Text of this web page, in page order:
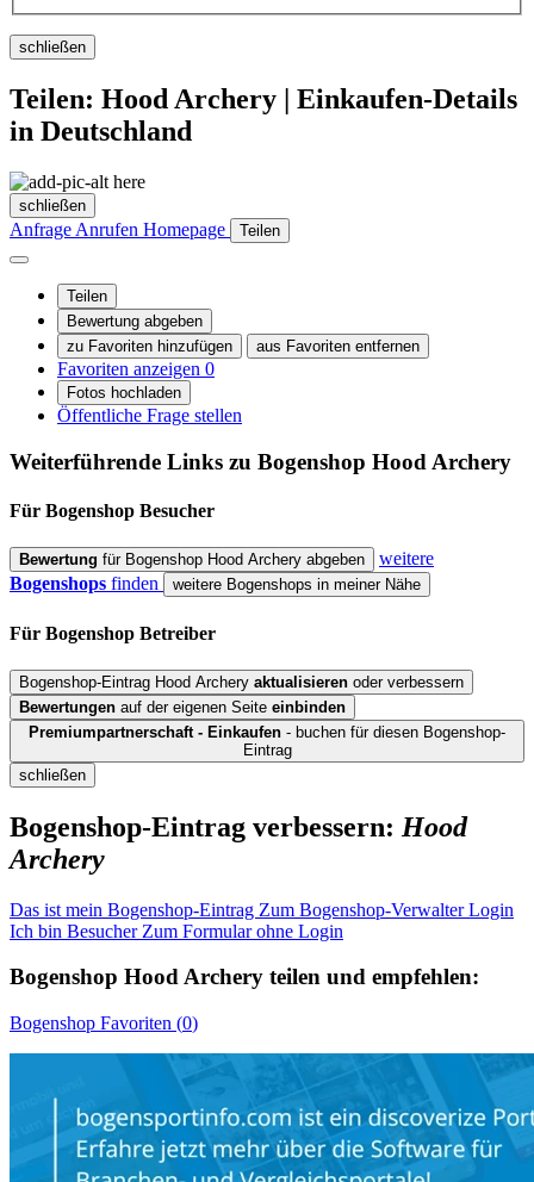
schließen
Teilen: Hood Archery | Einkaufen-Details
in Deutschland
schließen
Anfrage Anrufen Homepage Teilen
Teilen
Bewertung abgeben
zu Favoriten hinzufügen
aus Favoriten entfernen
Favoriten anzeigen 0
Fotos hochladen
Öffentliche Frage stellen
Weiterführende Links zu Bogenshop Hood Archery
Für Bogenshop Besucher
Bewertung für Bogenshop Hood Archery abgeben
weitere
Bogenshops finden weitere Bogenshops in meiner Nähe
Für Bogenshop Betreiber
Bogenshop-Eintrag Hood Archery aktualisieren oder verbessern
Bewertungen auf der eigenen Seite einbinden
Premiumpartnerschaft - Einkaufen - buchen für diesen Bogenshop-
Eintrag
schließen
Bogenshop-Eintrag verbessern: Hood
Archery
Das ist mein Bogenshop-Eintrag Zum Bogenshop-Verwalter Login
Ich bin Besucher Zum Formular ohne Login
Bogenshop Hood Archery teilen und empfehlen:
Bogenshop Favoriten (0)